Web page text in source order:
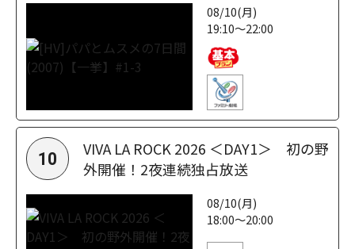
08/10(月)
19:10～22:00
10
VIVA LA ROCK 2026 ＜DAY1＞ 初の野
外開催！2夜連続独占放送
08/10(月)
18:00～20:00